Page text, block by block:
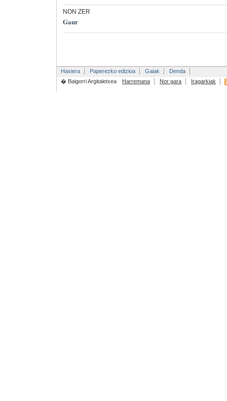
NON ZER
Gaur
Hasiera Paperezko edizioa Gaiak
Denda
� Baigorri Argitaletxea
Harremana Nor gara Iragarkiak